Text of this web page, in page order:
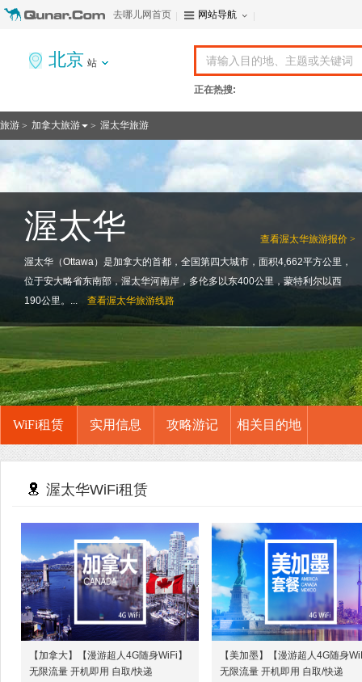
去哪儿网首页 网站导航
北京 站
正在热搜:
旅游 > 加拿大旅游 > 渥太华旅游
查看渥太华旅游报价 >
渥太华
渥太华（Ottawa）是加拿大的首都，全国第四大城市，面积4,662平方公里，
位于安大略省东南部，渥太华河南岸，多伦多以东400公里，蒙特利尔以西
190公里。...
查看渥太华旅游线路
WiFi租赁 实用信息 攻略游记 相关目的地
渥太华WiFi租赁
【加拿大】【漫游超人4G随身WiFi】
无限流量 开机即用 自取/快递
【美加墨】【漫游超人4G随身
无限流量 开机即用 自取/快递